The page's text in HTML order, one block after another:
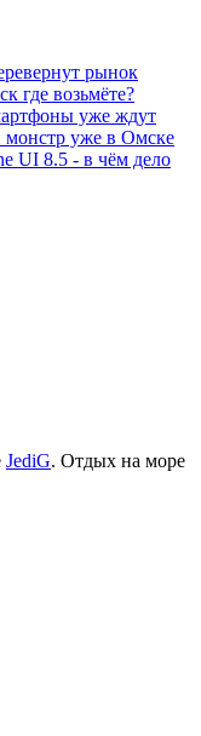
рынок
где возьмёте?
уже ждут
уже в Омске
UI 8.5 - в чём дело
JediG. Отдых на море